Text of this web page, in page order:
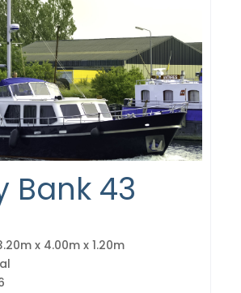
Bank 43
x 4.00m x 1.20m